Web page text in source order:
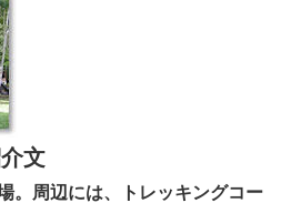
文
。周辺には、トレッキングコー